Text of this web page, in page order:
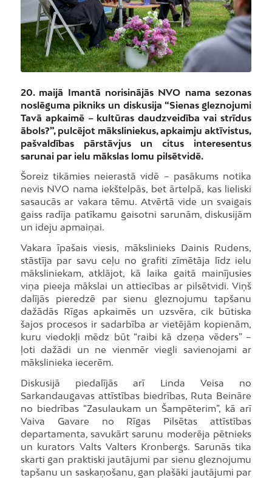
20. maijā Imantā norisinājās NVO nama sezonas
noslēguma pikniks un diskusija “Sienas gleznojumi
Tavā apkaimē – kultūras daudzveidība vai strīdus
ābols?”, pulcējot māksliniekus, apkaimju aktīvistus,
pašvaldības pārstāvjus un citus interesentus
sarunai par ielu mākslas lomu pilsētvidē.
Šoreiz tikāmies neierastā vidē – pasākums notika
nevis NVO nama iekštelpās, bet ārtelpā, kas lieliski
sasaucās ar vakara tēmu. Atvērtā vide un svaigais
gaiss radīja patīkamu gaisotni sarunām, diskusijām
un ideju apmaiņai.
Vakara īpašais viesis, mākslinieks Dainis Rudens,
stāstīja par savu ceļu no grafiti zīmētāja līdz ielu
māksliniekam, atklājot, kā laika gaitā mainījusies
viņa pieeja mākslai un attiecības ar pilsētvidi. Viņš
dalījās pieredzē par sienu gleznojumu tapšanu
dažādās Rīgas apkaimēs un uzsvēra, cik būtiska
šajos procesos ir sadarbība ar vietējām kopienām,
kuru viedokļi mēdz būt “raibi kā dzeņa vēders” –
ļoti dažādi un ne vienmēr viegli savienojami ar
mākslinieka iecerēm.
Diskusijā piedalījās arī Linda Veisa no
Sarkandaugavas attīstības biedrības, Ruta Beināre
no biedrības “Zasulaukam un Šampēterim”, kā arī
Vaiva Gavare no Rīgas Pilsētas attīstības
departamenta, savukārt sarunu moderēja pētnieks
un kurators Valts Valters Kronbergs. Sarunās tika
skarti gan praktiski jautājumi par sienu gleznojumu
tapšanu un saskaņošanu, gan plašāki jautājumi par